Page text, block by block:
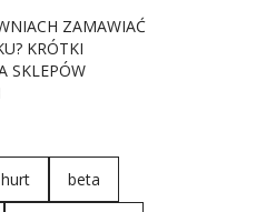
ZAMAWIAĆ
KRÓTKI
SKLEPÓW
beta